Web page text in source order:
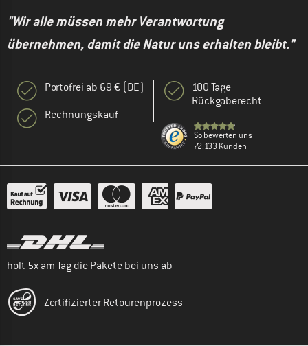
"Wir alle müssen mehr Verantwortung
übernehmen, damit die Natur uns erhalten bleibt."
Portofrei ab 69 € (DE)
Rechnungskauf
100 Tage
Rückgaberecht
So bewerten uns
72.133 Kunden
holt 5x am Tag die Pakete bei uns ab
Zertifizierter Retourenprozess